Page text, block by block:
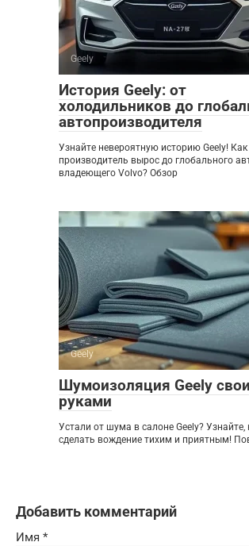
Geely
История Geely: от
холодильников до
автопроизводителя
Узнайте невероятную историю Geely! Как
производитель вырос до глобального
владеющего Volvo? Обзор
Geely
Шумоизоляция Geely
руками
Устали от шума в салоне Geely? Узнайте,
сделать вождение тихим и приятным!
Добавить комментарий
Имя *